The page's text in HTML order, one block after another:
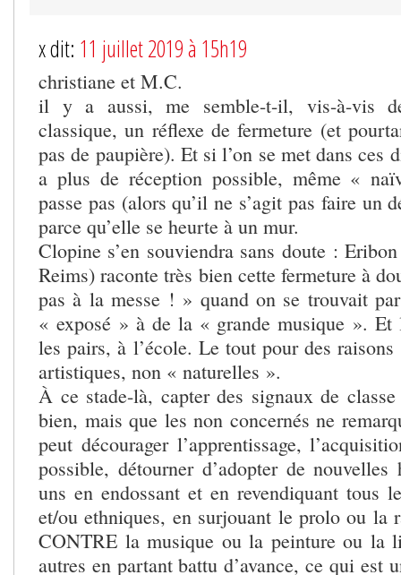
x dit: 11 juillet 2019 à 15h19
christiane et M.C.
il y a aussi, me semble-t-il, vis-à-vis
classique, un réflexe de fermeture (et
pas de paupière). Et si l’on se met dans ces
a plus de réception possible, même «
passe pas (alors qu’il ne s’agit pas faire un
parce qu’elle se heurte à un mur.
Clopine s’en souviendra sans doute :
Reims) raconte très bien cette fermeture à
pas à la messe ! » quand on se trouvait
« exposé » à de la « grande musique ». Et
les pairs, à l’école. Le tout pour des
artistiques, non « naturelles ».
À ce stade-là, capter des signaux de
bien, mais que les non concernés ne
peut décourager l’apprentissage,
possible, détourner d’adopter de nouvelles
uns en endossant et en revendiquant tous
et/ou ethniques, en surjouant le prolo ou la
CONTRE la musique ou la peinture ou la
autres en partant battu d’avance, ce qui est